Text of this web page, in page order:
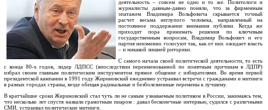
деятельность – совсем не одно и то же. Политологи и
журналисты давным-давно поняли, что за фирменным
эпатажем Владимира Вольфовича скрывается точный
расчет весьма неглупого человека, направленный на
постоянное поддержание внимания публики. Когда же
приходит пора принимать решения по ключевым
государственным вопросам, Владимир Вольфович и его
партия неизменно голосуют так, как от них ожидает власть
– и никакой лишней риторики.
C самого начала своей политической деятельности, то есть
с конца 80-х годов, лидер ЛДПСС (впоследствии переименованной по понятным причинам в ЛДПР)
избрал своим главным политическим инструментом прямое общение с избирателями. Во время первой
президентской кампании в 1991 году Жириновский ежедневно устраивал встречи с гражданами и митинги
в разных городах страны, везде обещая радикальные и безболезненные перемены к лучшему.
В кратчайшие сроки Жириновский стал чуть ли не самым узнаваемым политиком в России, занимаясь тем,
что несколько лет спустя назвали грамотным пиаром : давал бесконечные интервью, судился с различными
СМИ, устраивал политические митинги.